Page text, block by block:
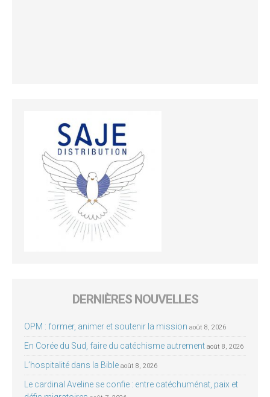
DERNIÈRES NOUVELLES
OPM : former, animer et soutenir la mission août 8, 2026
En Corée du Sud, faire du catéchisme autrement août 8, 2026
L’hospitalité dans la Bible août 8, 2026
Le cardinal Aveline se confie : entre catéchuménat, paix et